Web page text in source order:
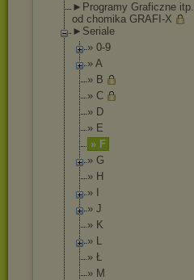
►Programy Graficzne itp.
od chomika GRAFI-X
►Seriale
» 0-9
» A
» B
» C
» D
» E
» F
» G
» H
» I
» J
» K
» L
» Ł
» M